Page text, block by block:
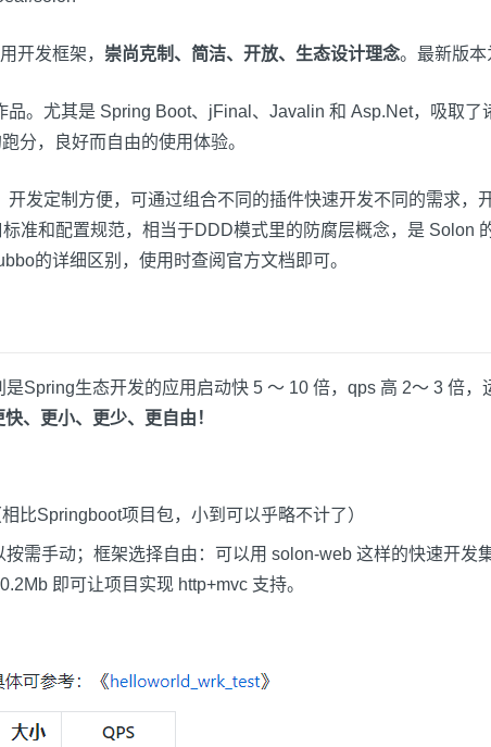
开发框架， 崇尚克制、简洁、开放、生态设计理念。最新版本
。尤其是 Spring Boot、jFinal、Javalin 和 Asp.Net，吸取
分，良好而自由的使用体验。
发定制方便，可通过组合不同的插件快速开发不同的需求，
准和配置规范，相当于DDD模式里的防腐层概念，是 Solon
的详细区别，使用时查阅官方文档即可。
Spring生态开发的应用启动快 5 ～ 10 倍，qps 高 2～ 3 倍
快、更小、更少、更自由！
比Springboot项目包，小到可以乎略不计了）
需手动；框架选择自由：可以用 solon-web 这样的快速开发
即可让项目实现 http+mvc 支持。